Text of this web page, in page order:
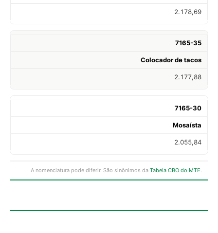
2.178,69
7165-35
Colocador de tacos
2.177,88
7165-30
Mosaísta
2.055,84
A nomenclatura pode diferir. São sinônimos da Tabela CBO do MTE.